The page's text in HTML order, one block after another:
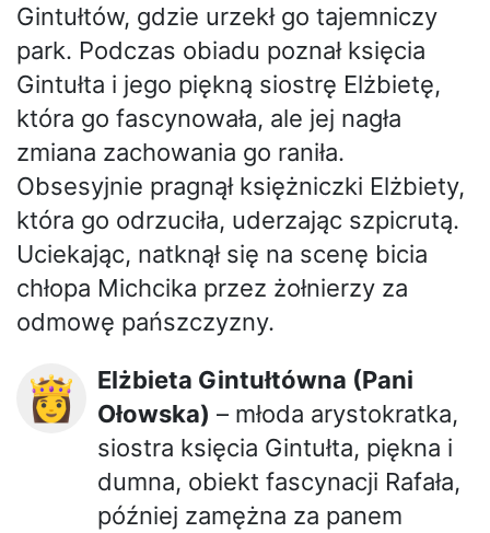
Gintułtów, gdzie urzekł go tajemniczy
park. Podczas obiadu poznał księcia
Gintułta i jego piękną siostrę Elżbietę,
która go fascynowała, ale jej nagła
zmiana zachowania go raniła.
Obsesyjnie pragnął księżniczki Elżbiety,
która go odrzuciła, uderzając szpicrutą.
Uciekając, natknął się na scenę bicia
chłopa Michcika przez żołnierzy za
odmowę pańszczyzny.
👸
Elżbieta Gintułtówna (Pani
Ołowska) – młoda arystokratka,
siostra księcia Gintułta, piękna i
dumna, obiekt fascynacji Rafała,
później zamężna za panem